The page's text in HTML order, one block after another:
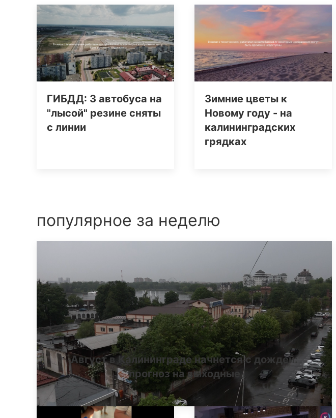
ГИБДД: 3 автобуса на
"лысой" резине сняты
с линии
Зимние цветы к
Новому году - на
калининградских
грядках
популярное за неделю
Август в Калининграде начнется с дождей:
прогноз на выходные